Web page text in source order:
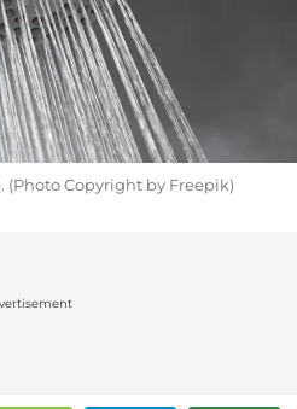
Copyright by Freepik)